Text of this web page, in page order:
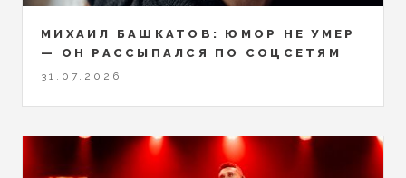
МИХАИЛ БАШКАТОВ: ЮМОР НЕ УМЕР
— ОН РАССЫПАЛСЯ ПО СОЦСЕТЯМ
31.07.2026